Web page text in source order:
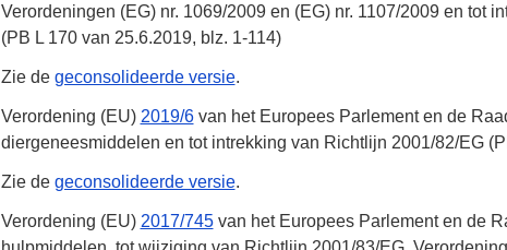
Verordeningen (EG) nr. 1069/2009en (EG) nr. 1107/2009en tot
(PB L 170 van 25.6.2019, blz. 1-114)
Zie de geconsolideerde versie.
Verordening (EU) 2019/6van het Europees Parlement en de
diergeneesmiddelen en tot intrekking van Richtlijn 2001/82/EG
Zie de geconsolideerde versie.
Verordening (EU) 2017/745van het Europees Parlement en de